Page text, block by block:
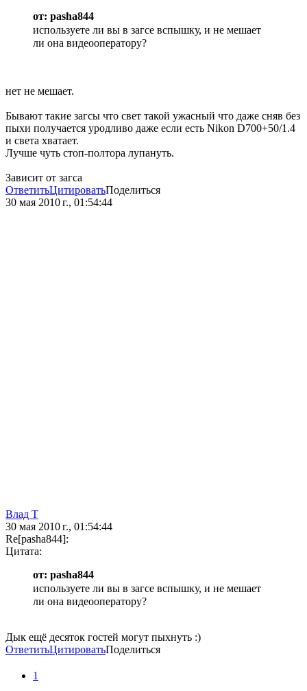
от: pasha844
используете ли вы в загсе вспышку, и не мешает
ли она видеооператору?
нет не мешает.
Бывают такие загсы что свет такой ужасный что даже сняв без
пыхи получается уродливо даже если есть Nikon D700+50/1.4
и света хватает.
Лучше чуть стоп-полтора лупануть.
Зависит от загса
ОтветитьЦитироватьПоделиться
30 мая 2010 г., 01:54:44
Влад Т
30 мая 2010 г., 01:54:44
Re[pasha844]:
Цитата:
от: pasha844
используете ли вы в загсе вспышку, и не мешает
ли она видеооператору?
Дык ещё десяток гостей могут пыхнуть :)
ОтветитьЦитироватьПоделиться
1